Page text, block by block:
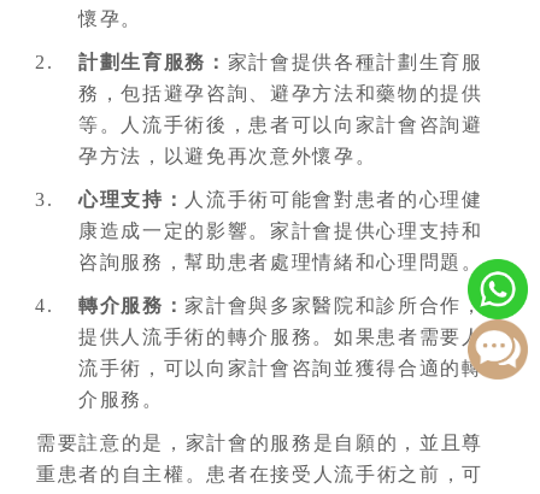
懷孕。
計劃生育服務： 家計會提供各種計劃生育服
務，包括避孕咨詢、避孕方法和藥物的提供
等。人流手術後，患者可以向家計會咨詢避
孕方法，以避免再次意外懷孕。
心理支持：
人流手術可能會對患者的心理健
康造成一定的影響。家計會提供心理支持和
咨詢服務，幫助患者處理情緒和心理問題。
轉介服務： 家計會與多家醫院和診所合作，
提供人流手術的轉介服務。如果患者需要人
流手術，可以向家計會咨詢並獲得合適的轉
介服務。
需要註意的是，家計會的服務是自願的，並且尊
重患者的自主權。患者在接受人流手術之前，可